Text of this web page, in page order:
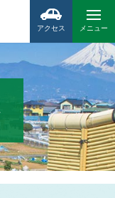
メニュー
アクセス